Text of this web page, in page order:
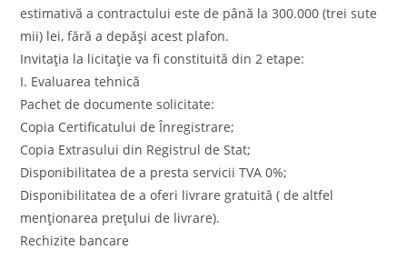
estimativă a contractului este de până la 300.000 (trei sute
mii) lei, fără a depăși acest plafon.
Invitația la licitație va fi constituită din 2 etape:
I. Evaluarea tehnică
Pachet de documente solicitate:
Copia Certificatului de Înregistrare;
Copia Extrasului din Registrul de Stat;
Disponibilitatea de a presta servicii TVA 0%;
Disponibilitatea de a oferi livrare gratuită ( de altfel
menționarea prețului de livrare).
Rechizite bancare